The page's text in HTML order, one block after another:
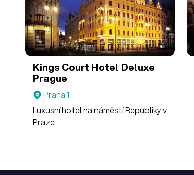
Kings Court Hotel Deluxe
Prague
Praha 1
Luxusní hotel na náměstí Republiky v
Praze